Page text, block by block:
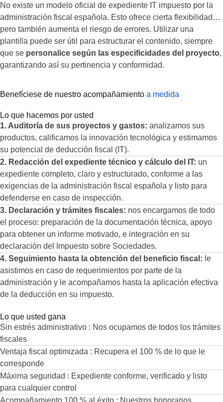
No existe un modelo oficial de expediente IT impuesto por la
administración fiscal española. Esto ofrece cierta flexibilidad…
pero también aumenta el riesgo de errores. Utilizar una
plantilla puede ser útil para estructurar el contenido, siempre
que se personalice según las especificidades del proyecto,
garantizando así su pertinencia y conformidad.
Benefíciese de nuestro acompañamiento a medida
Lo que hacemos por usted
1. Auditoría de sus proyectos y gastos: analizamos sus
productos, calificamos la innovación tecnológica y estimamos
su potencial de deducción fiscal (IT).
2. Redacción del expediente técnico y cálculo del IT: un
expediente completo, claro y estructurado, conforme a las
exigencias de la administración fiscal española y listo para
defenderse en caso de inspección.
3. Declaración y trámites fiscales: nos encargamos de todo
el proceso: preparación de la documentación técnica, apoyo
para obtener un informe motivado, e integración en su
declaración del Impuesto sobre Sociedades.
4. Seguimiento hasta la obtención del beneficio fiscal: le
asistimos en caso de requerimientos por parte de la
administración y le acompañamos hasta la aplicación efectiva
de la deducción en su impuesto.
Lo que usted gana
Sin estrés administrativo : Nos ocupamos de todos los trámites
fiscales
Ventaja fiscal optimizada : Recupera el 100 % de lo que le
corresponde
Máxima seguridad : Expediente conforme, verificado y listo
para cualquier control
Acompañamiento 100 % al éxito : Nuestros honorarios